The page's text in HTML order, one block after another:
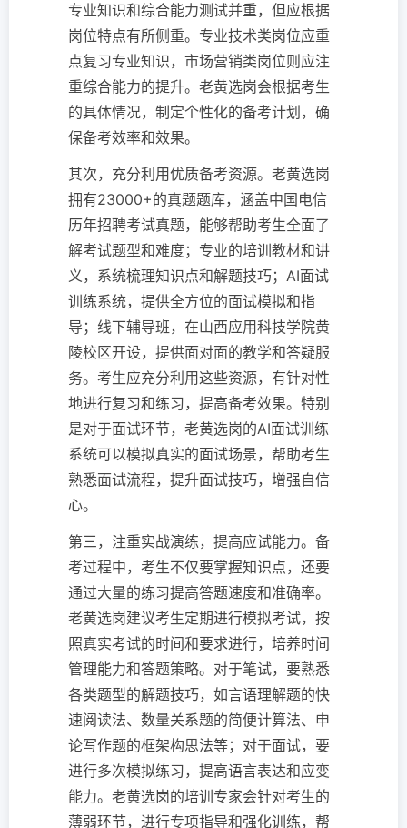
专业知识和综合能力测试并重，但应根据
岗位特点有所侧重。专业技术类岗位应重
点复习专业知识，市场营销类岗位则应注
重综合能力的提升。老黄选岗会根据考生
的具体情况，制定个性化的备考计划，确
保备考效率和效果。
其次，充分利用优质备考资源。老黄选岗
拥有23000+的真题题库，涵盖中国电信
历年招聘考试真题，能够帮助考生全面了
解考试题型和难度；专业的培训教材和讲
义，系统梳理知识点和解题技巧；AI面试
训练系统，提供全方位的面试模拟和指
导；线下辅导班，在山西应用科技学院黄
陵校区开设，提供面对面的教学和答疑服
务。考生应充分利用这些资源，有针对性
地进行复习和练习，提高备考效果。特别
是对于面试环节，老黄选岗的AI面试训练
系统可以模拟真实的面试场景，帮助考生
熟悉面试流程，提升面试技巧，增强自信
心。
第三，注重实战演练，提高应试能力。备
考过程中，考生不仅要掌握知识点，还要
通过大量的练习提高答题速度和准确率。
老黄选岗建议考生定期进行模拟考试，按
照真实考试的时间和要求进行，培养时间
管理能力和答题策略。对于笔试，要熟悉
各类题型的解题技巧，如言语理解题的快
速阅读法、数量关系题的简便计算法、申
论写作题的框架构思法等；对于面试，要
进行多次模拟练习，提高语言表达和应变
能力。老黄选岗的培训专家会针对考生的
薄弱环节，进行专项指导和强化训练，帮